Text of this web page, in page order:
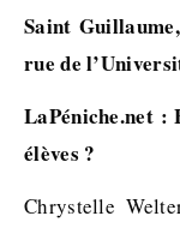
Saint
rue de
LaPéniche.net :
élèves ?
Chrystelle